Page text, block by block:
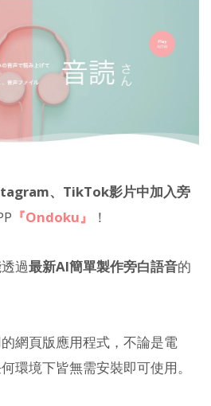
、TikTok影片中加入旁
『Ondoku』 ！
過最新AI簡單製作旁白語音的
網頁版應用程式，不論是電
環境下皆無需安裝即可使用。